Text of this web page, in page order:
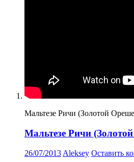
Мальтезе Ричи (Золотой
Мальтезе Ричи
26/07/2013 Aleksey Оставить